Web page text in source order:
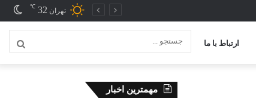
تهران 32
℃
ارتباط با ما
مهمترین اخبار